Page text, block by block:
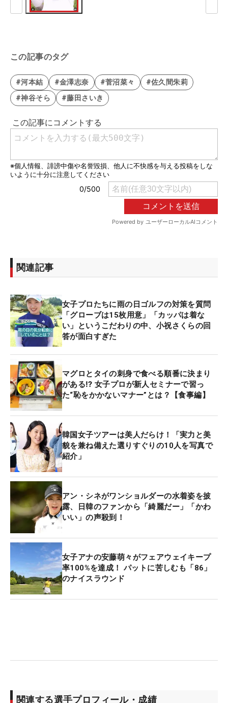
この記事のタグ
#河本結 #金澤志奈 #菅沼菜々
#佐久間朱莉
#神谷そら
#藤田さいき
関連記事
女子プロたちに雨の日ゴルフの対策を質問
「グローブは15枚用意」「カッパは着な
い」というこだわりの中、小祝さくらの回
答が面白すぎた
マグロとタイの刺身で食べる順番に決まり
がある⁉ 女子プロが新人セミナーで習っ
た“恥をかかないマナー”とは？【食事編】
韓国女子ツアーは美人だらけ！「実力と美
貌を兼ね備えた選りすぐりの10人を写真で
紹介」
アン・シネがワンショルダーの水着姿を披
露、日韓のファンから「綺麗だー」「かわ
いい」の声殺到！
女子アナの安藤萌々がフェアウェイキープ
率100%を達成！ パットに苦しむも「86」
のナイスラウンド
関連する選手プロフィール・成績